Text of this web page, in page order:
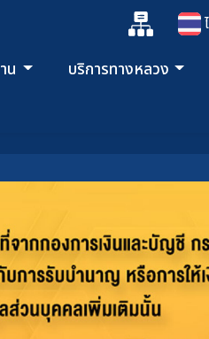
แผนผังเว็บไซ
เปิดกล่องค้นห
น บริการทางหลวง